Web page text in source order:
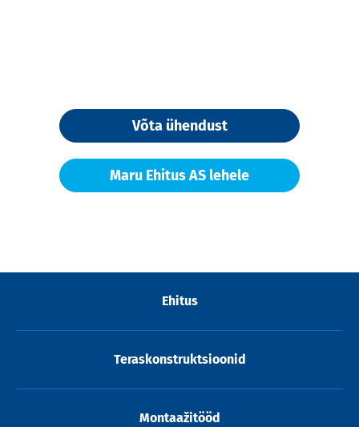
Võta ühendust
Maru Ehitus AS lehele
Ehitus
Teraskonstruktsioonid
Montaažitööd